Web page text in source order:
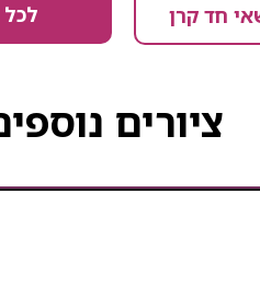
חד קרן
ציורים